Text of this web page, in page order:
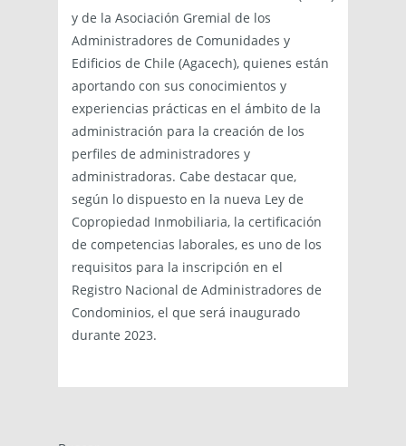
y de la Asociación Gremial de los
Administradores de Comunidades y
Edificios de Chile (Agacech), quienes están
aportando con sus conocimientos y
experiencias prácticas en el ámbito de la
administración para la creación de los
perfiles de administradores y
administradoras. Cabe destacar que,
según lo dispuesto en la nueva Ley de
Copropiedad Inmobiliaria, la certificación
de competencias laborales, es uno de los
requisitos para la inscripción en el
Registro Nacional de Administradores de
Condominios, el que será inaugurado
durante 2023.